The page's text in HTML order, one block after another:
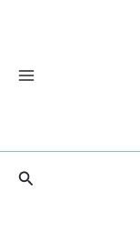
Szukaj